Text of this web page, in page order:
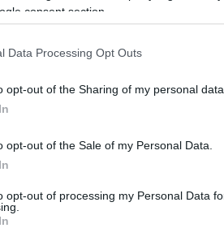
consent section.
Data Processing Opt Outs
opt-out of the Sharing of my personal data.
opt-out of the Sale of my Personal Data.
opt-out of processing my Personal Data
2026 márciusában 121,2 milliárd
kal haladta meg a tavaly márciusi 90,84
A volumen mellett a
21,6%-kal múlta felül a tavalyi év